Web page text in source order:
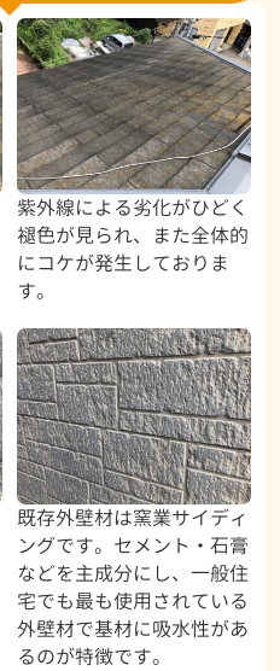
紫外線による劣化がひどく
褪色が見られ、また全体的
にコケが発生しておりま
す。
既存外壁材は窯業サイディ
ングです。セメント・石膏
などを主成分にし、一般住
宅でも最も使用されている
外壁材で基材に吸水性があ
るのが特徴です。